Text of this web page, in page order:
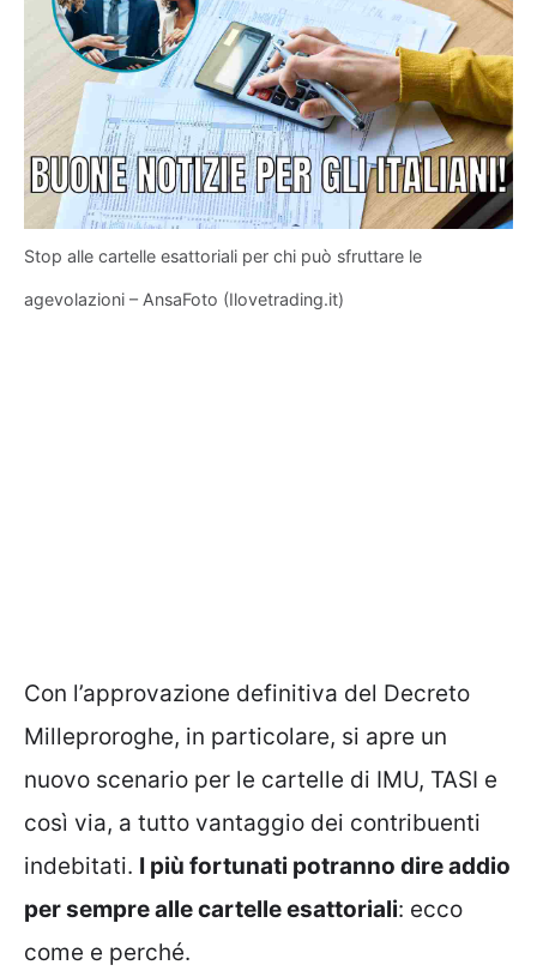
Stop alle cartelle esattoriali per chi può sfruttare le
agevolazioni – AnsaFoto (Ilovetrading.it)
Con l’approvazione definitiva del Decreto
Milleproroghe, in particolare, si apre un
nuovo scenario per le cartelle di IMU, TASI e
così via, a tutto vantaggio dei contribuenti
indebitati. I più fortunati potranno dire addio
per sempre alle cartelle esattoriali: ecco
come e perché.